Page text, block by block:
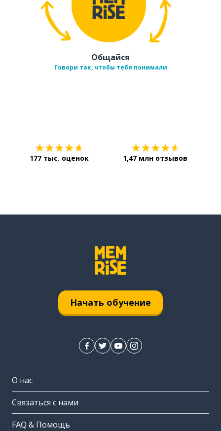
Общайся
Говори так, чтобы тебя понимали
177 тыс. оценок 1,47 млн отзывов
Начать обучение
О нас
Связаться с нами
FAQ & Помощь